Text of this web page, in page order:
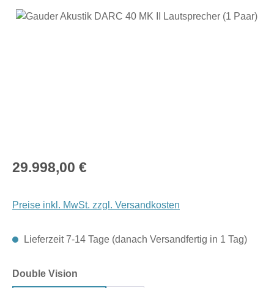
Bildergalerie überspringen
Regulärer Preis:
29.998,00 €
Preise inkl. MwSt. zzgl. Versandkosten
Lieferzeit 7-14 Tage (danach Versandfertig in 1 Tag)
Double Vision